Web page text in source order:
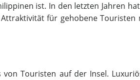
ist. In den letzten Jahren
für gehobene Touristen
Touristen auf der Insel.